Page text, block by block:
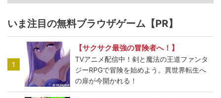
いま注目の無料ブラウザゲーム【PR】
1
【サクサク最強の冒険者へ！】
TVアニメ配信中！剣と魔法の王道ファンタ
ジーRPGで冒険を始めよう。異世界転生へ
の扉が今開かれる！